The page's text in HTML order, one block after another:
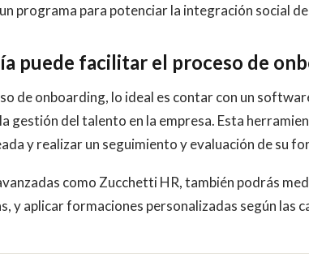
programa para potenciar la integración social
puede facilitar el proceso de
de onboarding, lo ideal es contar con un
gestión del talento en la empresa. Esta
y realizar un seguimiento y evaluación de su
como Zucchetti HR, también podrás
y aplicar formaciones personalizadas según las